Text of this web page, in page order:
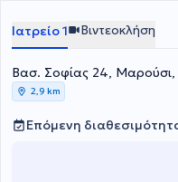
όπου απέκτησε αξιόλογη
γυναικολογική
Ιατρείο 1 Βιντεοκλήση
Βασ. Σοφίας 24,
2,9 km
Επόμενη